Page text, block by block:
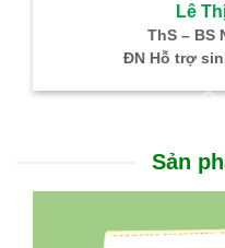
Lê
ThS – BS
ĐN Hỗ trợ
Sản